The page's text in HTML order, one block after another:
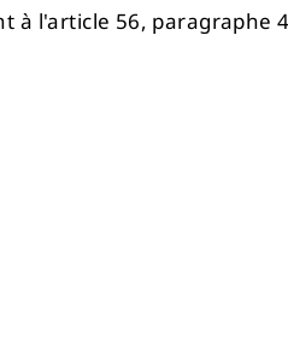
l'article 56,